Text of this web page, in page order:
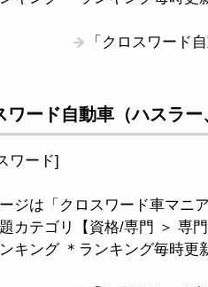
「クロスワード
ワード自動車（ハスラ
ワード]
ジは「クロスワード車マニ
カテゴリ【資格/専門 ＞ 専
キング ＊ランキング毎時更